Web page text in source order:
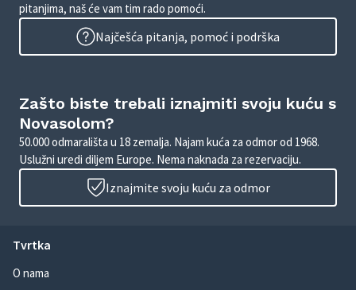
pitanjima, naš će vam tim rado pomoći.
Najčešća pitanja, pomoć i podrška
Zašto biste trebali iznajmiti svoju kuću s
Novasolom?
50.000 odmarališta u 18 zemalja. Najam kuća za odmor od 1968.
Uslužni uredi diljem Europe. Nema naknada za rezervaciju.
Iznajmite svoju kuću za odmor
Tvrtka
O nama